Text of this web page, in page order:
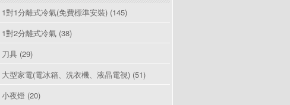
1對1分離式冷氣(免費標準安裝) (145)
1對2分離式冷氣 (38)
刀具 (29)
大型家電(電冰箱、洗衣機、液晶電視) (51)
小夜燈 (20)